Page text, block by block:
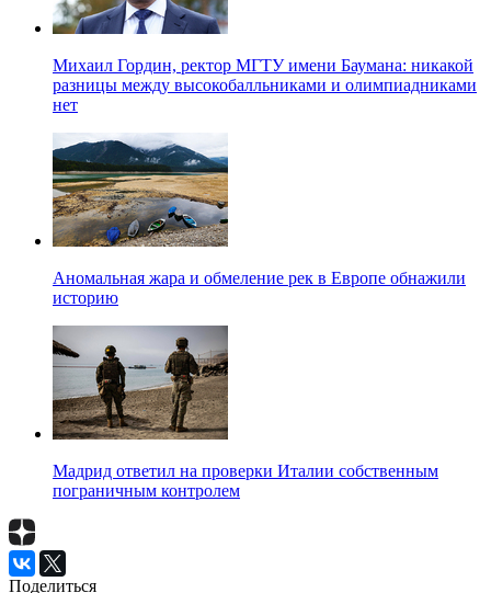
Михаил Гордин, ректор МГТУ имени Баумана: никакой
разницы между высокобалльниками и олимпиадниками
нет
Аномальная жара и обмеление рек в Европе обнажили
историю
Мадрид ответил на проверки Италии собственным
пограничным контролем
Поделиться